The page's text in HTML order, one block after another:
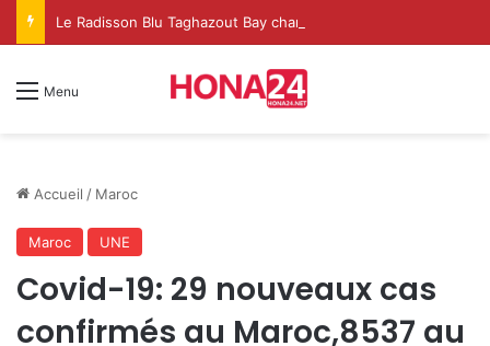
Menu
Accueil / Maroc
Maroc UNE
Covid-19: 29 nouveaux cas
confirmés au Maroc,8537 au